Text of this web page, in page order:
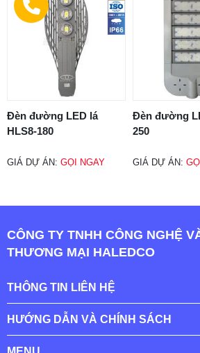
Đèn đường LED lá
HLS8-180
GIÁ DỰ ÁN: GỌI NGAY
Đèn đường
250
GIÁ DỰ ÁN:
CÔNG TY TNHH CÔNG NGHỆ
THƯƠNG MẠI HALEDCO
THÔNG TIN LIÊN HỆ
HƯỚNG DẪN VÀ CHÍNH SÁCH